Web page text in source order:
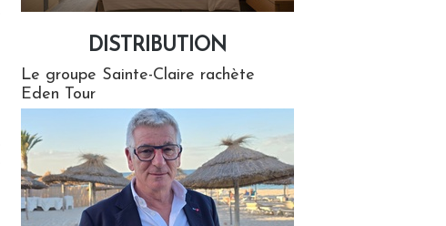
DISTRIBUTION
Le groupe Sainte-Claire rachète
Eden Tour